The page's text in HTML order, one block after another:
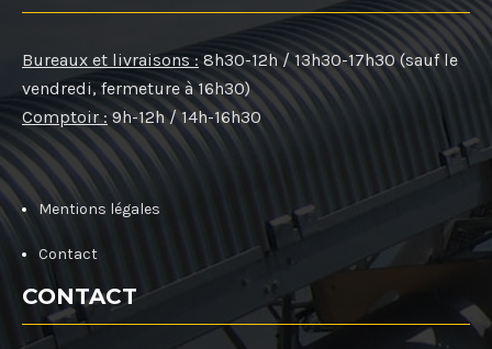
Bureaux et livraisons : 8h30-12h / 13h30-17h30 (sauf le
vendredi, fermeture à 16h30)
Comptoir : 9h-12h / 14h-16h30
Mentions légales
Contact
CONTACT